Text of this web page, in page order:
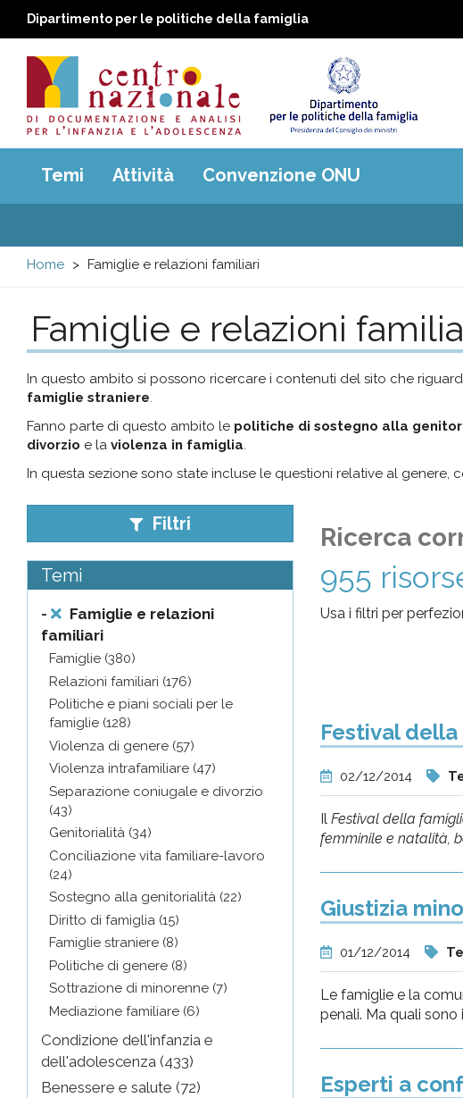
Dipartimento per le politiche della famiglia
Centro
nazionale
di
e
analisi
pr
l'infanzia
e
l'adolescenza
Main
menu
Temi Attività Convenzione ONU
Home Famiglie e relazioni familiari
Famiglie e relazioni
In questo ambito si possono ricercare i contenuti del sito che
famiglie straniere
Fanno parte di questo ambito le politiche di sostegno alla
divorzio e la violenza in famiglia
In questa sezione sono state incluse le questioni relative al genere,
Filtri
Temi
-
Famiglie e relazioni
familiari
Famiglie (380)
Relazioni familiari (176)
Politiche e piani sociali per le
famiglie (128)
Violenza di genere (57)
Violenza intrafamiliare (47)
Separazione coniugale e divorzio
(43)
Genitorialità (34)
Conciliazione vita familiare-lavoro
(24)
Sostegno alla genitorialità (22)
Diritto di famiglia (15)
Famiglie straniere (8)
Politiche di genere (8)
Sottrazione di minorenne (7)
Mediazione familiare (6)
Condizione dell'infanzia e
dell'adolescenza (433)
Benessere e salute (72)
Ricerca
955
Usa i filtri per
Festival
02/12/2014
Il Festival della
femminile e natalità,
Giustizia
01/12/2014
Le famiglie e la
penali. Ma quali
Esperti a